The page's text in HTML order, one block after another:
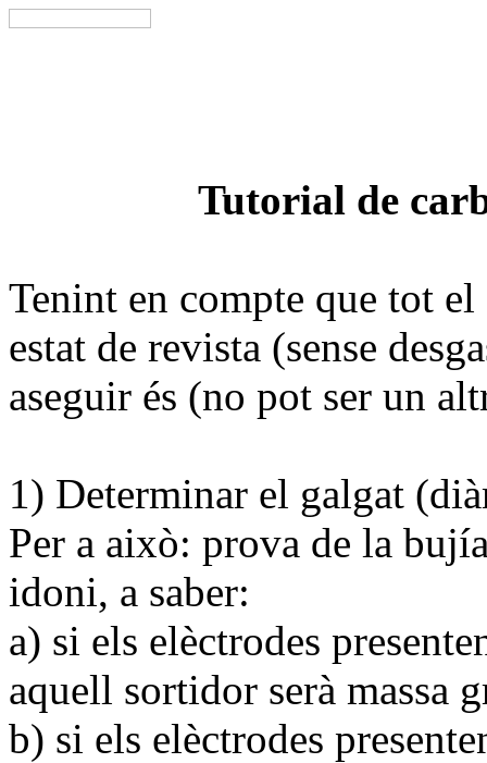
Tutorial de
Tenint en compte que tot
estat de revista (sense
aseguir és (no pot ser un
1) Determinar el galgat
Per a això: prova de la
idoni, a saber:
a) si els elèctrodes
aquell sortidor serà massa
b) si els elèctrodes